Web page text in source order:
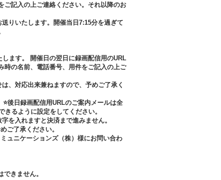
記入の上ご連絡ください。それ以降のお
りいたします。開催当日7:15分を過ぎて
ます。 開催日の翌日に録画配信用のURL
の名前、電話番号、用件をご記入の上ご
、対応出来兼ねますので、予めご了承く
後日録画配信用URLのご案内メールは全
るように設定をしてください。
を入れますと決済まで進みません。
ご了承ください。
ュニケーションズ（株）様にお問い合わ
きません。